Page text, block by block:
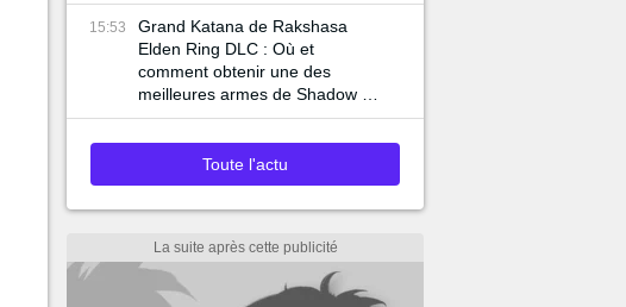
15:53
Grand Katana de Rakshasa
Elden Ring DLC : Où et
comment obtenir une des
meilleures armes de Shadow of
the Erdtree ?
Toute l'actu